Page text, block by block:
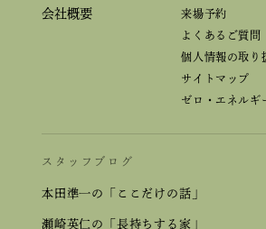
会社概要
来場予約
よくあるご質問
個人情報の取り
サイトマップ
ゼロ・エネルギ
スタッフブログ
本田準一の「ここだけの話」
瀬崎英仁の「長持ちする家」